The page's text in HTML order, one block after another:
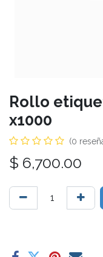
Rollo
x1000
(0
$ 6,700.00